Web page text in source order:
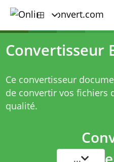
Convertisseur
Ce convertisseur
de convertir vos fichiers
qualité.
...